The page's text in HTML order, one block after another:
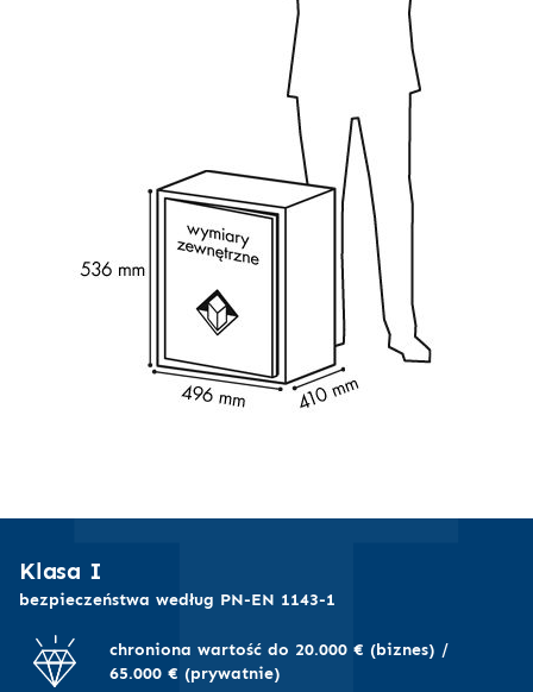
Klasa I
bezpieczeństwa według PN-EN 1143-1
chroniona wartość do 20.000 € (biznes) /
65.000 € (prywatnie)